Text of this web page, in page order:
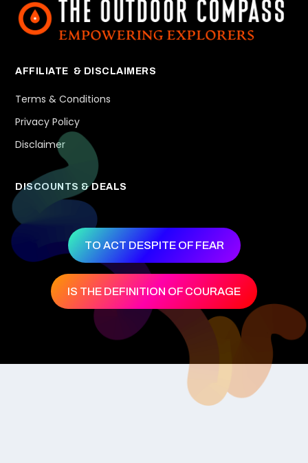
AFFILIATE & DISCLAIMERS
Terms & Conditions
Privacy Policy
Disclaimer
DISCOUNTS & DEALS
TO ACT DESPITE OF FEAR
IS THE DEFINITION OF COURAGE